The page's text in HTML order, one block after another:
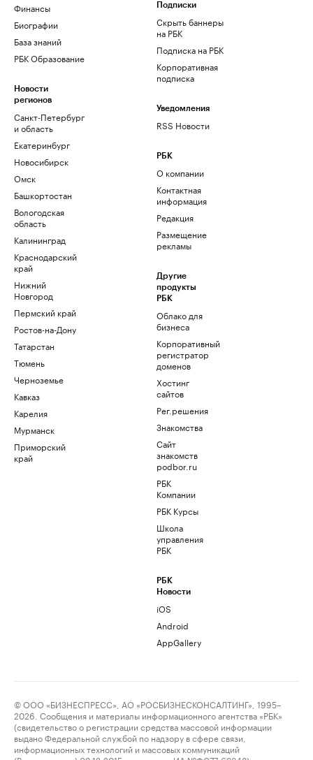
Финансы
Биографии
База знаний
РБК Образование
Новости
регионов
Санкт-Петербург
и область
Екатеринбург
Новосибирск
Омск
Башкортостан
Вологодская
область
Калининград
Краснодарский
край
Нижний
Новгород
Пермский край
Ростов-на-Дону
Татарстан
Тюмень
Черноземье
Кавказ
Карелия
Мурманск
Приморский
край
Подписки
Скрыть баннеры
на РБК
Подписка на РБК
Корпоративная
подписка
Уведомления
RSS Новости
РБК
О компании
Контактная
информация
Редакция
Размещение
рекламы
Другие
продукты
РБК
Облако для
бизнеса
Корпоративный
регистратор
доменов
Хостинг
сайтов
Рег.решения
Знакомства
Сайт
знакомств
podbor.ru
РБК
Компании
РБК Курсы
Школа
управления
РБК
РБК
Новости
iOS
Android
AppGallery
© ООО «БИЗНЕСПРЕСС», АО «РОСБИЗНЕСКОНСАЛТИНГ», 1995–
2026. Сообщения и материалы информационного агентства «РБК»
(свидетельство о регистрации средства массовой информации
выдано Федеральной службой по надзору в сфере связи,
информационных технологий и массовых коммуникаций